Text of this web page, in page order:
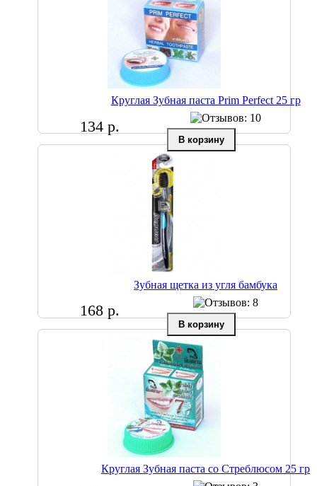
Круглая Зубная паста Prim Perfect 25 гр
134 р.
Зубная щетка из угля бамбука
168 р.
Круглая Зубная паста со Стреблюсом 25 гр